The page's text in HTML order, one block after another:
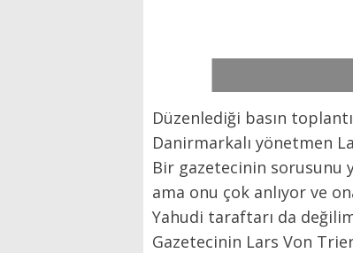
Düzenlediği basın
Danirmarkalı yönetmen
Bir gazetecinin sorusunu
ama onu çok anlıyor ve
Yahudi taraftarı da
Gazetecinin Lars Von